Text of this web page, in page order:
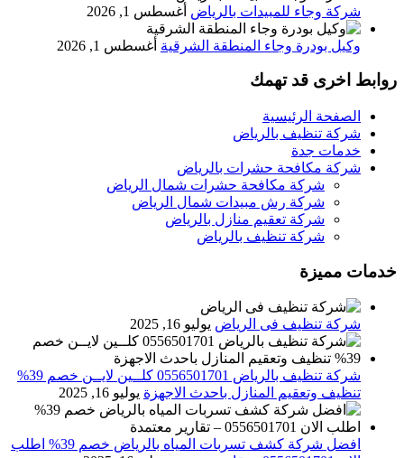
شركة وجاء للمبيدات بالرياض أغسطس 1, 2026
وكيل بودرة وجاء المنطقة الشرقية أغسطس 1, 2026
روابط اخرى قد تهمك
الصفحة الرئيسية
شركة تنظيف بالرياض
خدمات جدة
شركة مكافحة حشرات بالرياض
شركة مكافحة حشرات شمال الرياض
شركة رش مبيدات شمال الرياض
شركة تعقيم منازل بالرياض
شركة تنظيف بالرياض
خدمات مميزة
شركة تنظيف فى الرياض يوليو 16, 2025
شركة تنظيف بالرياض 0556501701 كلــين لايــن خصم 39%
تنظيف وتعقيم المنازل باحدث الاجهزة يوليو 16, 2025
افضل شركة كشف تسربات المياه بالرياض خصم 39% اطلب